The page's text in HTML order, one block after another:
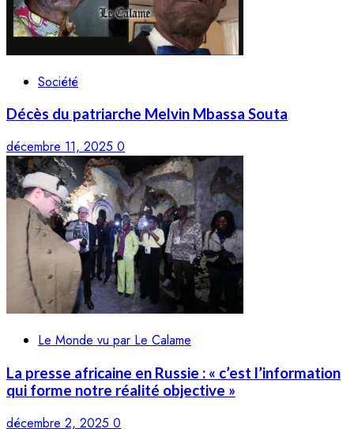
Société
Décès du patriarche Melvin Mbassa Souta
décembre 11, 2025 0
Le Monde vu par Le Calame
La presse africaine en Russie : « c’est l’information
qui forme notre réalité objective »
décembre 2, 2025 0